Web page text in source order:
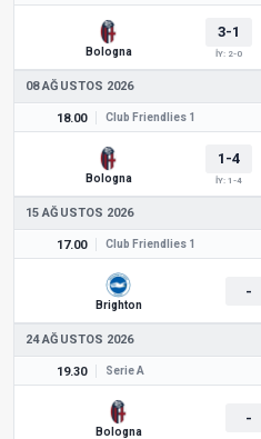
Bologna
3-1
İY: 2-0
08 AĞUSTOS 2026
18.00 Club Friendlies 1
Bologna
1-4
İY: 1-4
15 AĞUSTOS 2026
17.00 Club Friendlies 1
Brighton
-
24 AĞUSTOS 2026
19.30 Serie A
Bologna
-